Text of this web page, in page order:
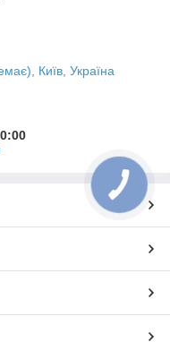
Київ, Україна